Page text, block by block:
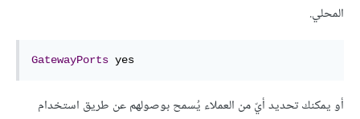
المحلي.
GatewayPorts yes
أو يمكنك تحديد أيّ من العملاء يُسمح بوصولهم عن طريق استخدام